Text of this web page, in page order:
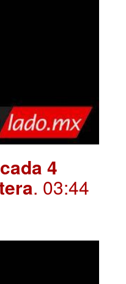
4
. 03:44